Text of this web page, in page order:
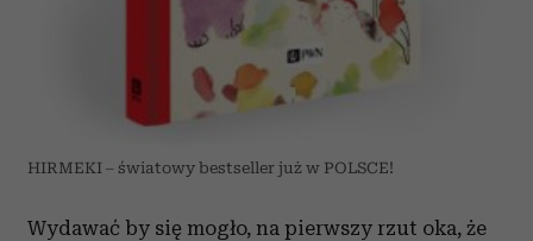
HIRMEKI – światowy bestseller już w POLSCE!
Wydawać by się mogło, na pierwszy rzut oka, że